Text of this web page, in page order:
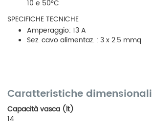
10 e 50°C
SPECIFICHE TECNICHE
Amperaggio: 13 A
Sez. cavo alimentaz. : 3 x 2.5 mmq
Caratteristiche dimensionali
Capacità vasca (lt)
14